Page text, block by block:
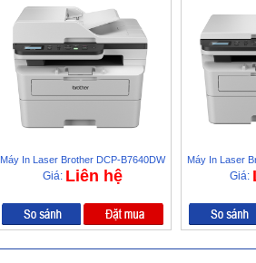
Máy In Laser Brother DCP-B7640DW
Giá: Liên hệ
Máy In Laser
Giá: